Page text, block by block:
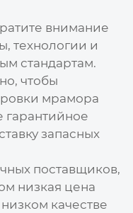
внимание
технологии и
стандартам.
чтобы
мрамора
гарантийное
запасных
поставщиков,
низкая цена
качестве